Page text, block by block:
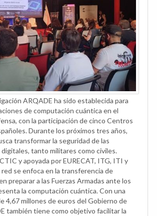
ARQADE ha sido establecida para
de computación cuántica en el
con la participación de cinco Centros
Durante los próximos tres años,
transformar la seguridad de las
tanto militares como civiles.
y apoyada por EURECAT, ITG, ITI y
se enfoca en la transferencia de
preparar a las Fuerzas Armadas ante los
la computación cuántica. Con una
4,67 millones de euros del Gobierno de
también tiene como objetivo facilitar la